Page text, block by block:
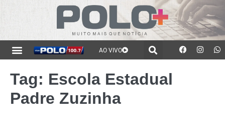
AO VIVO
Tag: Escola Estadual
Padre Zuzinha